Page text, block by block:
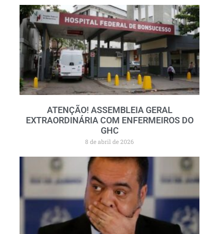
ATENÇÃO! ASSEMBLEIA GERAL
EXTRAORDINÁRIA COM ENFERMEIROS DO
GHC
8 de abril de 2026